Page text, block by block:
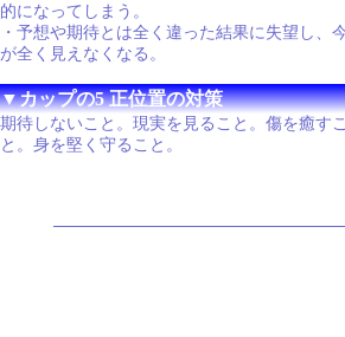
的になってしまう。
・予想や期待とは全く違った結果に失望し、
が全く見えなくなる。
▼カップの5 正位置の対策
期待しないこと。現実を見ること。傷を癒す
と。身を堅く守ること。